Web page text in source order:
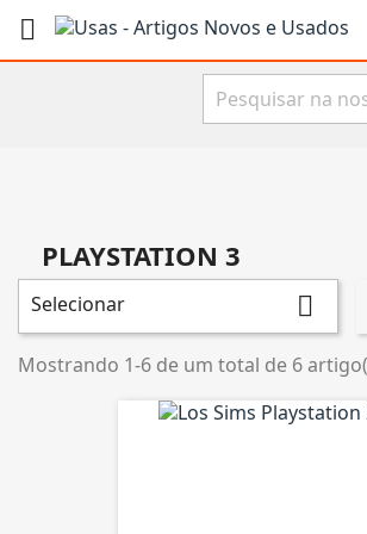

PLAYSTATION 3
Selecionar 
Mostrando 1-6 de um total de 6